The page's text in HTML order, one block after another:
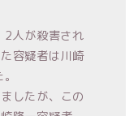
人が殺害され
容疑者は川崎
したが、この